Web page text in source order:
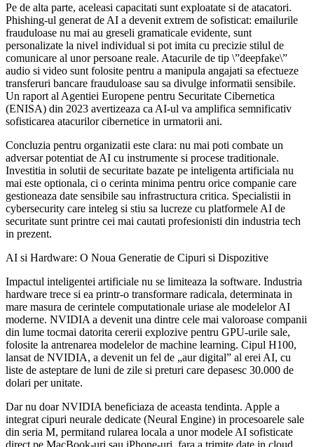
Pe de alta parte, aceleasi capacitati sunt exploatate si de atacatori.
Phishing-ul generat de AI a devenit extrem de sofisticat: emailurile
frauduloase nu mai au greseli gramaticale evidente, sunt
personalizate la nivel individual si pot imita cu precizie stilul de
comunicare al unor persoane reale. Atacurile de tip \”deepfake\”
audio si video sunt folosite pentru a manipula angajati sa efectueze
transferuri bancare frauduloase sau sa divulge informatii sensibile.
Un raport al Agentiei Europene pentru Securitate Cibernetica
(ENISA) din 2023 avertizeaza ca AI-ul va amplifica semnificativ
sofisticarea atacurilor cibernetice in urmatorii ani.
Concluzia pentru organizatii este clara: nu mai poti combate un
adversar potentiat de AI cu instrumente si procese traditionale.
Investitia in solutii de securitate bazate pe inteligenta artificiala nu
mai este optionala, ci o cerinta minima pentru orice companie care
gestioneaza date sensibile sau infrastructura critica. Specialistii in
cybersecurity care inteleg si stiu sa lucreze cu platformele AI de
securitate sunt printre cei mai cautati profesionisti din industria tech
in prezent.
AI si Hardware: O Noua Generatie de Cipuri si Dispozitive
Impactul inteligentei artificiale nu se limiteaza la software. Industria
hardware trece si ea printr-o transformare radicala, determinata in
mare masura de cerintele computationale uriase ale modelelor AI
moderne. NVIDIA a devenit una dintre cele mai valoroase companii
din lume tocmai datorita cererii explozive pentru GPU-urile sale,
folosite la antrenarea modelelor de machine learning. Cipul H100,
lansat de NVIDIA, a devenit un fel de „aur digital” al erei AI, cu
liste de asteptare de luni de zile si preturi care depasesc 30.000 de
dolari per unitate.
Dar nu doar NVIDIA beneficiaza de aceasta tendinta. Apple a
integrat cipuri neurale dedicate (Neural Engine) in procesoarele sale
din seria M, permitand rularea locala a unor modele AI sofisticate
direct pe MacBook-uri sau iPhone-uri, fara a trimite date in cloud.